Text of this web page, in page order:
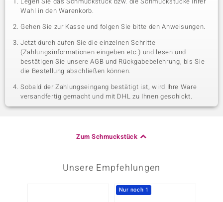
Wahl in den Warenkorb.
Gehen Sie zur Kasse und folgen Sie bitte den Anweisungen.
Jetzt durchlaufen Sie die einzelnen Schritte
(Zahlungsinformationen eingeben etc.) und lesen und
bestätigen Sie unsere AGB und Rückgabebelehrung, bis Sie
die Bestellung abschließen können.
Sobald der Zahlungseingang bestätigt ist, wird Ihre Ware
versandfertig gemacht und mit DHL zu Ihnen geschickt.
Zum Schmuckstück
Unsere Empfehlungen
Nur noch 1